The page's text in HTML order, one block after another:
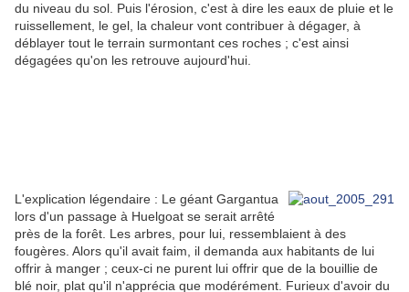
du niveau du sol. Puis l'érosion, c'est à dire les eaux de pluie et le
ruissellement, le gel, la chaleur vont contribuer à dégager, à
déblayer tout le terrain surmontant ces roches ; c'est ainsi
dégagées qu'on les retrouve aujourd'hui.
L'explication légendaire : Le géant Gargantua
lors d'un passage à Huelgoat se serait arrêté
près de la forêt. Les arbres, pour lui, ressemblaient à des
fougères. Alors qu'il avait faim, il demanda aux habitants de lui
offrir à manger ; ceux-ci ne purent lui offrir que de la bouillie de
blé noir, plat qu'il n'apprécia que modérément. Furieux d'avoir du